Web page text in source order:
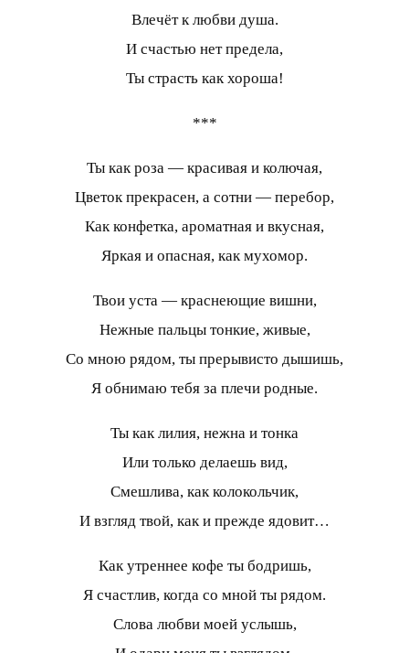
Влечёт к любви душа.
И счастью нет предела,
Ты страсть как хороша!
***
Ты как роза — красивая и колючая,
Цветок прекрасен, а сотни — перебор,
Как конфетка, ароматная и вкусная,
Яркая и опасная, как мухомор.
Твои уста — краснеющие вишни,
Нежные пальцы тонкие, живые,
Со мною рядом, ты прерывисто дышишь,
Я обнимаю тебя за плечи родные.
Ты как лилия, нежна и тонка
Или только делаешь вид,
Смешлива, как колокольчик,
И взгляд твой, как и прежде ядовит…
Как утреннее кофе ты бодришь,
Я счастлив, когда со мной ты рядом.
Слова любви моей услышь,